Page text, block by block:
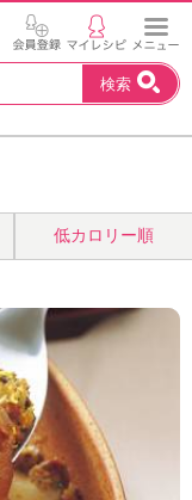
検索
低カロリー順